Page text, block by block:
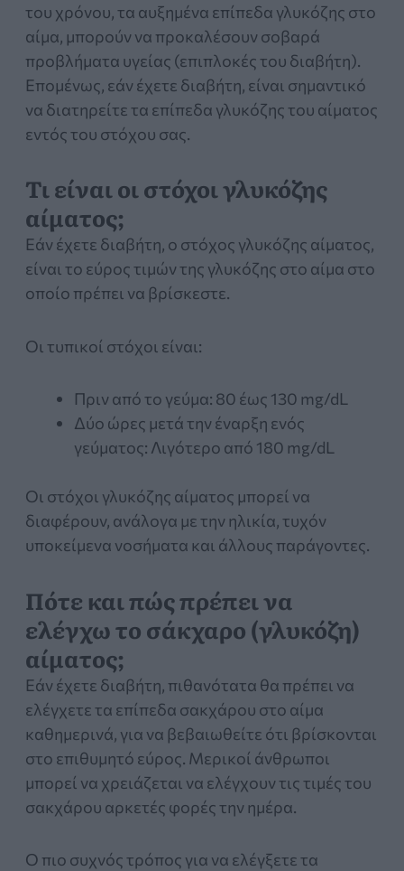
ίδρυσε το εξειδικευμένο διαγνωστικό
κέντρο ΦΑΙΝΟΤΥΠΟΣ, στο οποίο είναι
Διευθύνων Σύμβουλος και Επιστημονικά
Υπεύθυνος.
του χρόνου, τα αυξημένα επίπεδα γλυκόζης στο
αίμα, μπορούν να προκαλέσουν σοβαρά
προβλήματα υγείας (επιπλοκές του διαβήτη).
Επομένως, εάν έχετε διαβήτη, είναι σημαντικό
να διατηρείτε τα επίπεδα γλυκόζης του αίματος
εντός του στόχου σας.
Τι είναι οι στόχοι γλυκόζης
αίματος;
Εάν έχετε διαβήτη, ο στόχος γλυκόζης αίματος,
είναι το εύρος τιμών της γλυκόζης στο αίμα στο
οποίο πρέπει να βρίσκεστε.
Οι τυπικοί στόχοι είναι:
Πριν από το γεύμα: 80 έως 130 mg/dL
Δύο ώρες μετά την έναρξη ενός
γεύματος: Λιγότερο από 180 mg/dL
Οι στόχοι γλυκόζης αίματος μπορεί να
διαφέρουν, ανάλογα με την ηλικία, τυχόν
υποκείμενα νοσήματα και άλλους παράγοντες.
Πότε και πώς πρέπει να
ελέγχω το σάκχαρο (γλυκόζη)
αίματος;
Εάν έχετε διαβήτη, πιθανότατα θα πρέπει να
ελέγχετε τα επίπεδα σακχάρου στο αίμα
καθημερινά, για να βεβαιωθείτε ότι βρίσκονται
στο επιθυμητό εύρος. Μερικοί άνθρωποι
μπορεί να χρειάζεται να ελέγχουν τις τιμές του
σακχάρου αρκετές φορές την ημέρα.
Ο πιο συχνός τρόπος για να ελέγξετε τα